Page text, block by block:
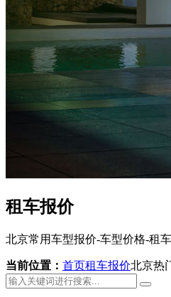
租车报价
北京常用车型报价-车型价格-租
当前位置： 首页租车报价北京热